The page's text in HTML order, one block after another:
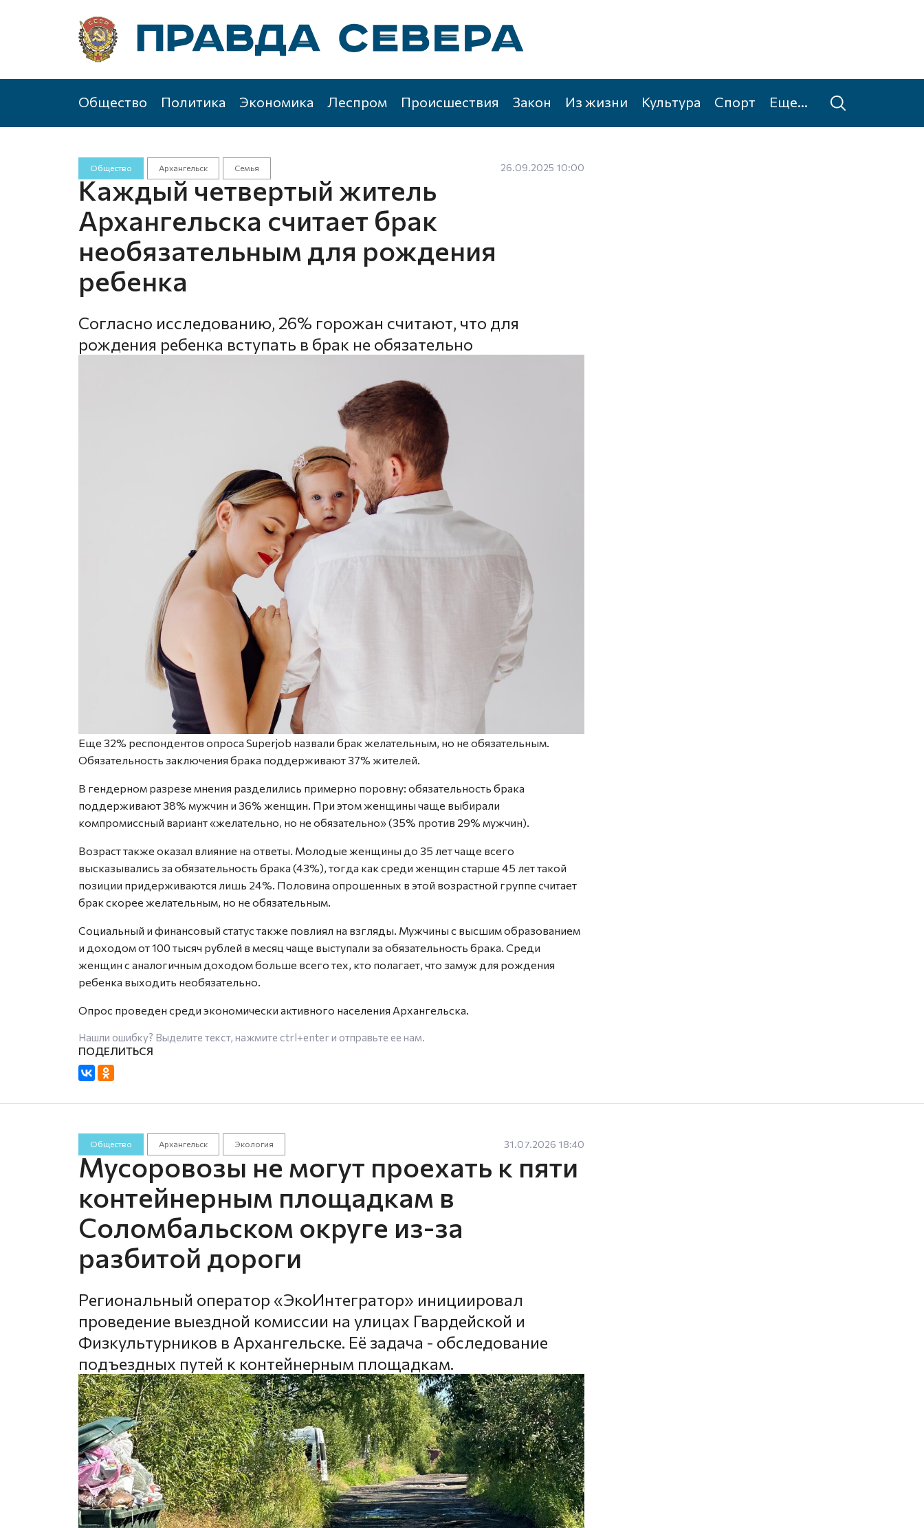
Общество Политика Экономика Леспром Происшествия Закон Из жизни Культура Спорт Еще...
Общество Архангельск Семья 26.09.2025 10:00
Каждый четвертый житель
Архангельска считает брак
необязательным для рождения
ребенка
Согласно исследованию, 26% горожан считают, что для
рождения ребенка вступать в брак не обязательно
Еще 32% респондентов опроса Superjob назвали брак желательным, но не обязательным.
Обязательность заключения брака поддерживают 37% жителей.
В гендерном разрезе мнения разделились примерно поровну: обязательность брака
поддерживают 38% мужчин и 36% женщин. При этом женщины чаще выбирали
компромиссный вариант «желательно, но не обязательно» (35% против 29% мужчин).
Возраст также оказал влияние на ответы. Молодые женщины до 35 лет чаще всего
высказывались за обязательность брака (43%), тогда как среди женщин старше 45 лет такой
позиции придерживаются лишь 24%. Половина опрошенных в этой возрастной группе считает
брак скорее желательным, но не обязательным.
Социальный и финансовый статус также повлиял на взгляды. Мужчины с высшим образованием
и доходом от 100 тысяч рублей в месяц чаще выступали за обязательность брака. Среди
женщин с аналогичным доходом больше всего тех, кто полагает, что замуж для рождения
ребенка выходить необязательно.
Опрос проведен среди экономически активного населения Архангельска.
Нашли ошибку? Выделите текст, нажмите ctrl+enterи отправьте ее нам.
Общество Архангельск Экология 31.07.2026 18:40
Мусоровозы не могут проехать к пяти
контейнерным площадкам в
Соломбальском округе из-за
разбитой дороги
Региональный оператор «ЭкоИнтегратор» инициировал
проведение выездной комиссии на улицах Гвардейской и
Физкультурников в Архангельске. Её задача - обследование
подъездных путей к контейнерным площадкам.